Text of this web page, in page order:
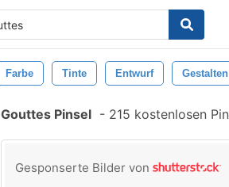
Farbe Tinte Entwurf Gestalten
Gouttes Pinsel - 215 kostenlosen
Gesponserte Bilder von